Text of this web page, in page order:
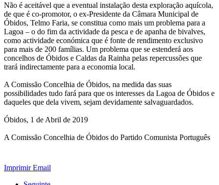
Não é aceitável que a eventual instalação desta exploração aquícola,
de que é co-promotor, o ex-Presidente da Câmara Municipal de
Óbidos, Telmo Faria, se constitua como mais um problema para a
Lagoa – o do fim da actividade da pesca e de apanha de bivalves,
como actividade económica que é fonte de rendimento exclusivo
para mais de 200 famílias. Um problema que se estenderá aos
concelhos de Óbidos e Caldas da Rainha pelas repercussões que
trará indirectamente para a economia local.
A Comissão Concelhia de Óbidos, na medida das suas
possibilidades tudo fará para que os interesses da Lagoa de Óbidos e
daqueles que dela vivem, sejam devidamente salvaguardados.
Óbidos, 1 de Abril de 2019
A Comissão Concelhia de Óbidos do Partido Comunista Português
ImprimirEmail